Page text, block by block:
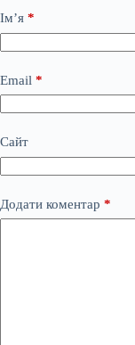
Ім’я *
Email *
Сайт
Додати коментар *